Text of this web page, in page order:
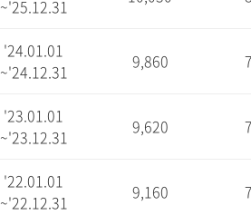
~'25.12.31
'24.01.01
~'24.12.31
9,860
'23.01.01
~'23.12.31
9,620
'22.01.01
~'22.12.31
9,160